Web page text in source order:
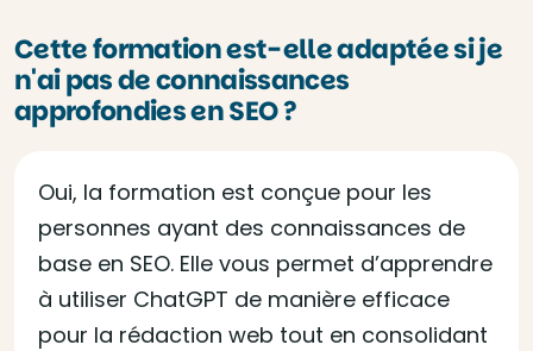
Cette formation est-elle adaptée si je
n'ai pas de connaissances
approfondies en SEO ?
Oui, la formation est conçue pour les
personnes ayant des connaissances de
base en SEO. Elle vous permet d’apprendre
à utiliser ChatGPT de manière efficace
pour la rédaction web tout en consolidant